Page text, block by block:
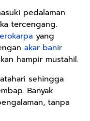
pedalaman
tercengang.
yang
akar banir
hampir mustahil.
sehingga
Banyak
tanpa